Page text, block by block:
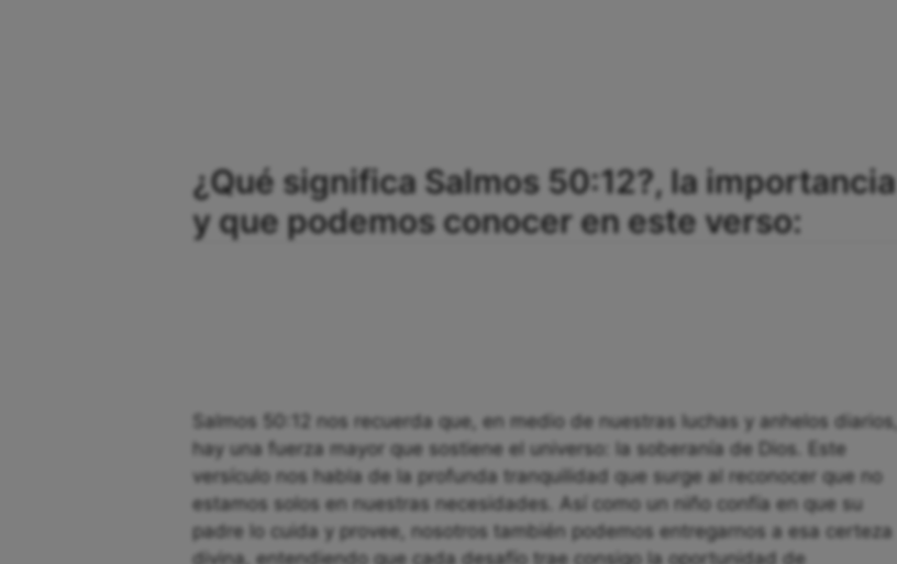
¿Qué significa Salmos 50:12?, la importancia
y que podemos conocer en este verso:
Salmos 50:12 nos recuerda que, en medio de nuestras luchas y anhelos diarios,
hay una fuerza mayor que sostiene el universo: la soberanía de Dios. Este
versículo nos habla de la profunda tranquilidad que surge al reconocer que no
estamos solos en nuestras necesidades. Así como un niño confía en que su
padre lo cuida y provee, nosotros también podemos entregarnos a esa certeza
divina, entendiendo que cada desafío trae consigo la oportunidad de